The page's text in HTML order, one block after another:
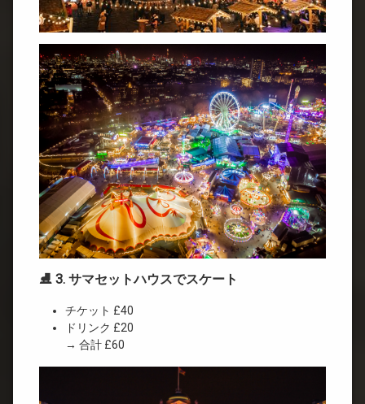
⛸ 3. サマセットハウスでスケート
チケット £40
ドリンク £20
→ 合計 £60